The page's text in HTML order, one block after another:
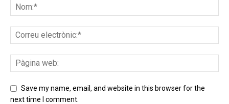
Save my name, email, and website in this browser for the
next time I comment.